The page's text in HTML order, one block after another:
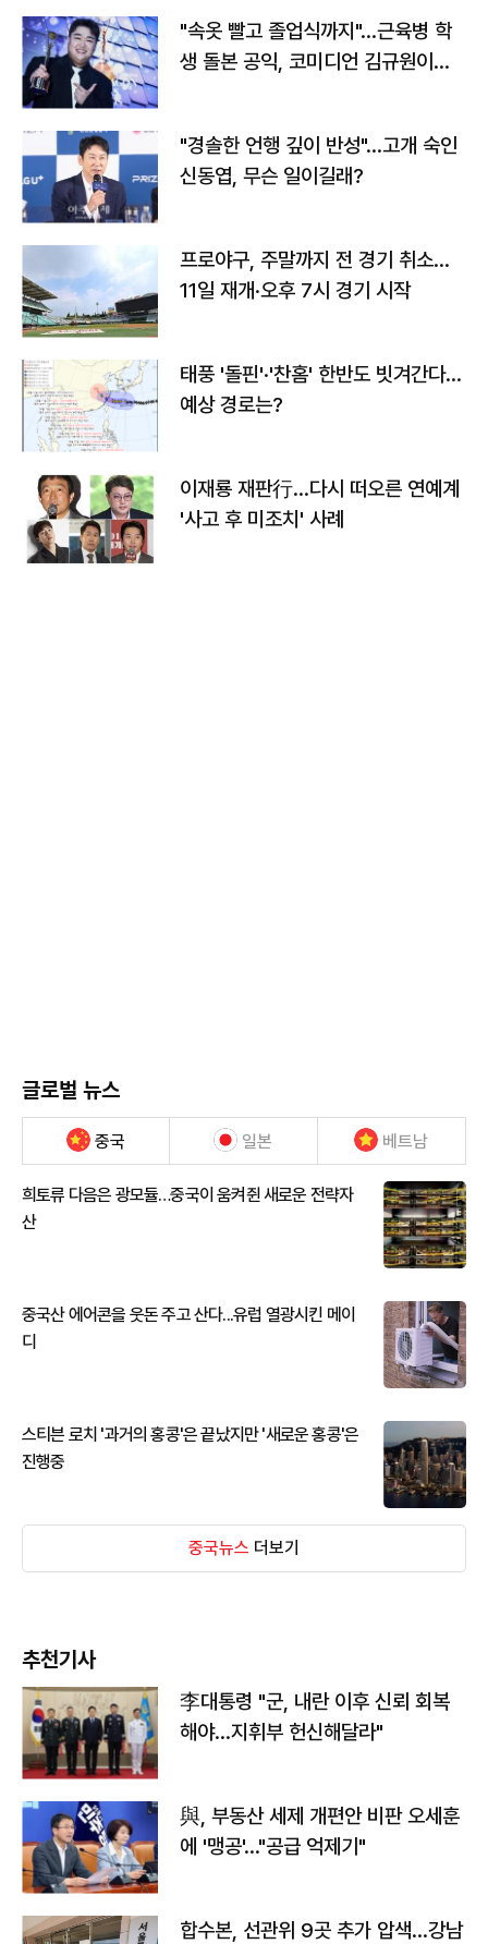
"속옷 빨고 졸업식까지"…근육병 학
생 돌본 공익, 코미디언 김규원이었
"경솔한 언행 깊이 반성"…고개 숙인
신동엽, 무슨 일이길래?
프로야구, 주말까지 전 경기 취소…
11일 재개·오후 7시 경기 시작
태풍 '돌핀'·'찬홈' 한반도 빗겨간다…
예상 경로는?
이재룡 재판行…다시 떠오른 연예계
'사고 후 미조치' 사례
글로벌 뉴스
중국 일본 베트남
희토류 다음은 광모듈…중국이 움켜쥔 새로운 전략자
산
중국산 에어콘을 웃돈 주고 산다...유럽 열광시킨 메이
디
스티븐 로치 '과거의 홍콩'은 끝났지만 '새로운 홍콩'은
진행중
중국뉴스 더보기
추천기사
李대통령 "군, 내란 이후 신뢰 회복
해야…지휘부 헌신해달라"
與, 부동산 세제 개편안 비판 오세훈
에 '맹공'…"공급 억제기"
합수본, 선관위 9곳 추가 압색…강남